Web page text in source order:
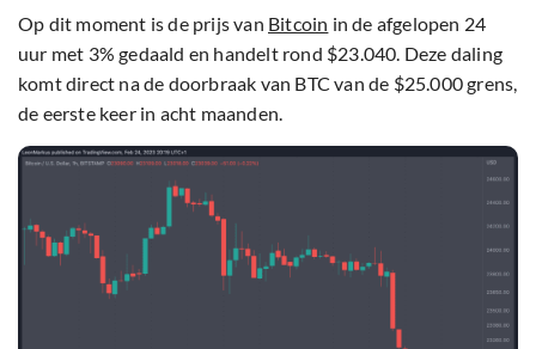
Op dit moment is de prijs van Bitcoin in de afgelopen 24
uur met 3% gedaald en handelt rond $23.040. Deze daling
komt direct na de doorbraak van BTC van de $25.000 grens,
de eerste keer in acht maanden.